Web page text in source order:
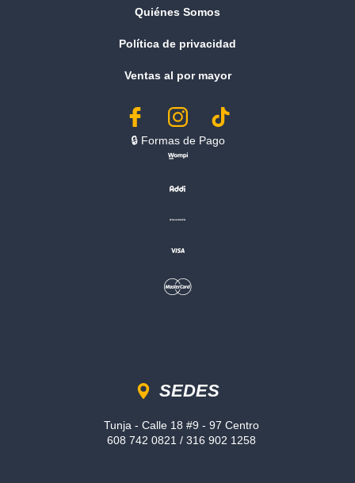
Quiénes Somos
Política de privacidad
Ventas al por mayor
🔒︎ Formas de Pago
SEDES
Tunja - Calle 18 #9 - 97 Centro
608 742 0821 / 316 902 1258